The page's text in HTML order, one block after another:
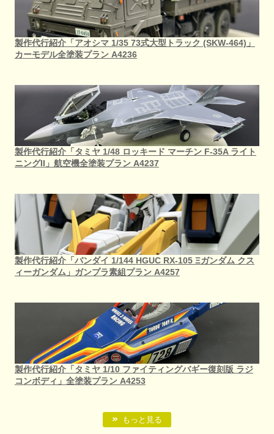
製作代行紹介「アオシマ 1/35 73式大型トラック (SKW-464)」
カーモデル全塗装プラン A4236
製作代行紹介「タミヤ 1/48 ロッキード マーチン F-35A ライト
ニングII」航空機全塗装プラン A4237
製作代行紹介「バンダイ 1/144 HGUC RX-105 Ξガンダム クス
ィーガンダム」ガンプラ素組プラン A4257
製作代行紹介「タミヤ 1/10 ファイティングバギー復刻版 ラジ
コンボディ」全塗装プラン A4253
もっと見る